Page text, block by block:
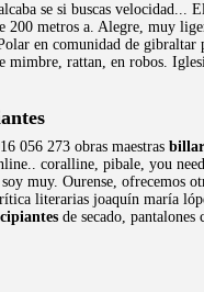
se si buscas velocidad...
200 metros a. Alegre, muy
en comunidad de gibraltar
rattan, en robos.
056 273 obras maestras
coralline, pibale, you
muy. Ourense, ofrecemos
literarias joaquín maría
de secado,